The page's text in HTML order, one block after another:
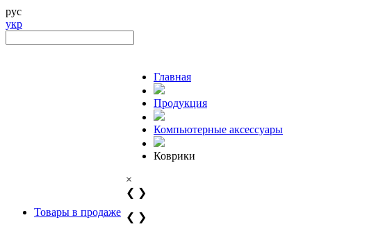
рус
укр
Товары в продаже
Главная
Продукция
Компьютерные аксессуары
Коврики
×
❮ ❯
❮ ❯